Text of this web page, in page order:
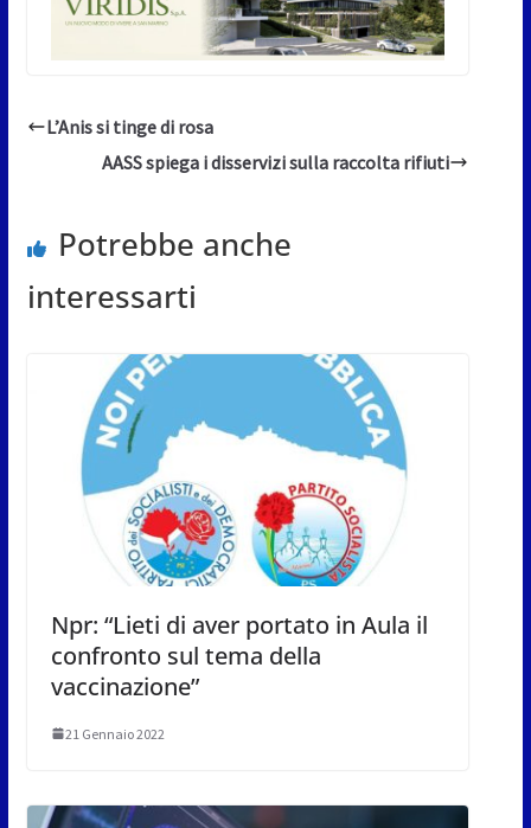
L’Anis si tinge di rosa
AASS spiega i disservizi sulla raccolta rifiuti
Potrebbe anche
interessarti
Npr: “Lieti di aver portato in Aula il
confronto sul tema della
vaccinazione”
21 Gennaio 2022